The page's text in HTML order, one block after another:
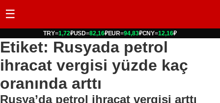
☰
TRY=1,72₽USD=82,16₽EUR=94,83₽CNY=12,16₽
Etiket: Rusyada petrol
ihracat vergisi yüzde kaç
oranında arttı
Rusya’da petrol ihracat vergisi arttı